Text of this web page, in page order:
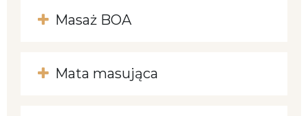
Masaż BOA
Mata masująca